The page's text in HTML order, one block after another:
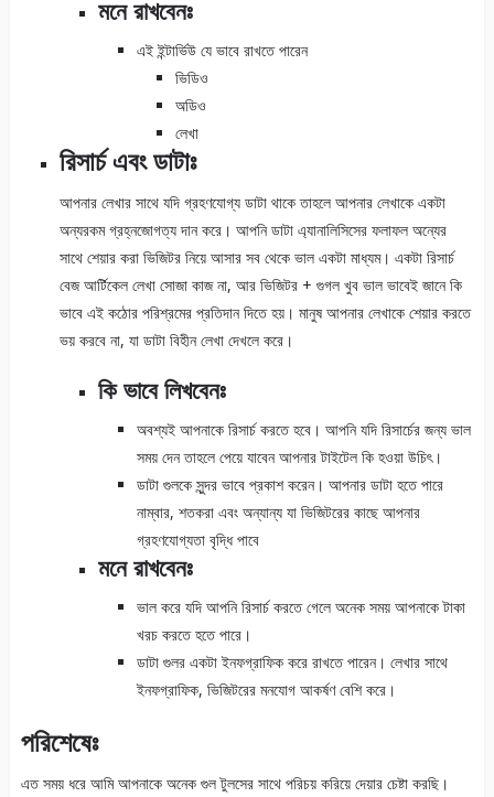
মনে রাখবেনঃ
এই ইন্টার্ভিউ যে ভাবে রাখতে পারেন
ভিডিও
অডিও
লেখা
রিসার্চ এবং ডাটাঃ
আপনার লেখার সাথে যদি গ্রহণযোগ্য ডাটা থাকে তাহলে আপনার লেখাকে একটা
অন্যরকম গ্রহ্নজোগত্য দান করে। আপনি ডাটা এ্যানালিসিসের ফলাফল অন্যের
সাথে শেয়ার করা ভিজিটর নিয়ে আসার সব থেকে ভাল একটা মাধ্যম। একটা রিসার্চ
বেজ আর্টিকেল লেখা সোজা কাজ না, আর ভিজিটর + গুগল খুব ভাল ভাবেই জানে কি
ভাবে এই কঠোর পরিশ্রমের প্রতিদান দিতে হয়। মানুষ আপনার লেখাকে শেয়ার করতে
ভয় করবে না, যা ডাটা বিহীন লেখা দেখলে করে।
কি ভাবে লিখবেনঃ
অবশ্যই আপনাকে রিসার্চ করতে হবে। আপনি যদি রিসার্চের জন্য ভাল
সময় দেন তাহলে পেয়ে যাবেন আপনার টাইটেল কি হওয়া উচিৎ।
ডাটা গুলকে সুন্দর ভাবে প্রকাশ করেন। আপনার ডাটা হতে পারে
নাম্বার, শতকরা এবং অন্যান্য যা ভিজিটরের কাছে আপনার
গ্রহণযোগ্যতা বৃদ্ধি পাবে
মনে রাখবেনঃ
ভাল করে যদি আপনি রিসার্চ করতে গেলে অনেক সময় আপনাকে টাকা
খরচ করতে হতে পারে।
ডাটা গুলর একটা ইনফগ্রাফিক করে রাখতে পারেন। লেখার সাথে
ইনফগ্রাফিক, ভিজিটরের মনযোগ আকর্ষণ বেশি করে।
পরিশেষেঃ
এত সময় ধরে আমি আপনাকে অনেক গুল টুলসের সাথে পরিচয় করিয়ে দেয়ার চেষ্টা করছি।